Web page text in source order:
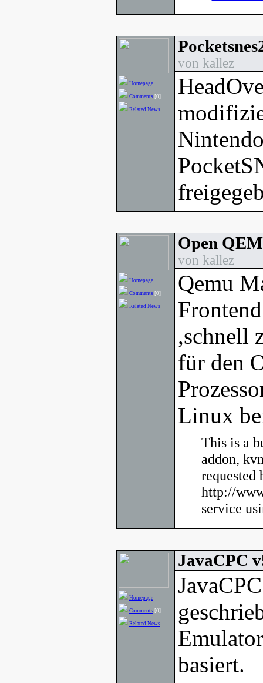
Homepage
Comments [0]
Related News
von kallez
Homepage
Comments [0]
Related News
Open
von kallez
Qemu
,schnell
für den
Linux
This is a
addon,
requested
http://
service
Homepage
Comments [0]
Related News
JavaCPC
basiert.